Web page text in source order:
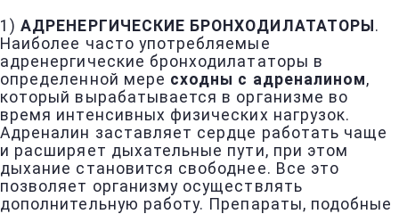
1)АДРЕНЕРГИЧЕСКИЕ БРОНХОДИЛАТАТОРЫ .
Наиболее часто употребляемые
адренергические бронходилататоры в
определенной мере сходны с адреналином,
который вырабатывается в организме во
время интенсивных физических нагрузок.
Адреналин заставляет сердце работать чаще
и расширяет дыхательные пути, при этом
дыхание становится свободнее. Все это
позволяет организму осуществлять
дополнительную работу. Препараты, подобные